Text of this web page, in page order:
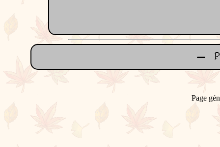
Page